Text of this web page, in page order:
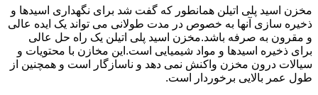
مخزن اسید پلی اتیلن همانطور که گفت شد برای نگهداری اسیدها و
ذخیره سازی آنها به خصوص در مدت طولانی می تواند یک ایده عالی
و مقرون به صرفه باشد.مخزن اسید پلی اتیلن یک راه حل عالی
برای ذخیره اسیدها و مواد شیمیایی است.این مخازن با محتویات و
سیالات درون مخزن واکنش نمی دهد و ناسازگار است و همچنین از
طول عمر بالایی برخوردار است.